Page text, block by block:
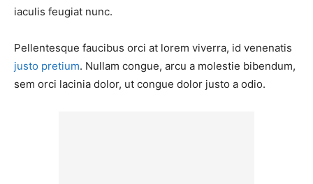
iaculis feugiat nunc.
Pellentesque faucibus orci at lorem viverra, id venenatis
justo pretium. Nullam congue, arcu a molestie bibendum,
sem orci lacinia dolor, ut congue dolor justo a odio.